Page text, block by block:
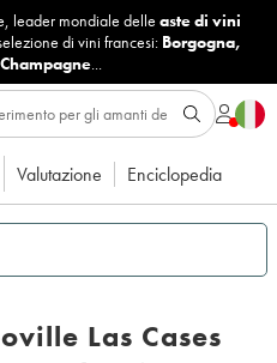
leader mondiale delle aste di vini
di vini francesi: Borgogna,
Champagne...
Valutazione Enciclopedia
Las Cases